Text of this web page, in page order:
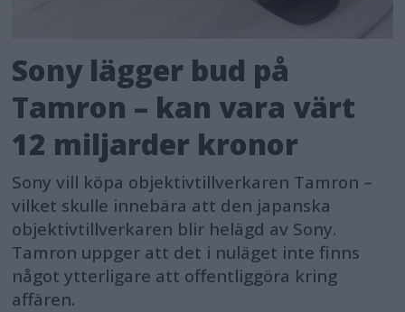
Sony lägger bud på
Tamron – kan vara värt
12 miljarder kronor
Sony vill köpa objektivtillverkaren Tamron –
vilket skulle innebära att den japanska
objektivtillverkaren blir helägd av Sony.
Tamron uppger att det i nuläget inte finns
något ytterligare att offentliggöra kring
affären.